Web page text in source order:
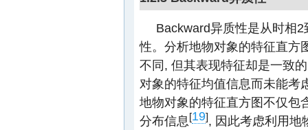
Backward异质性是从时相
性。分析地物对象的特征直方
不同, 但其表现特征却是一致
对象的特征均值信息而未能考
地物对象的特征直方图不仅包
分布信息[19], 因此考虑利用地